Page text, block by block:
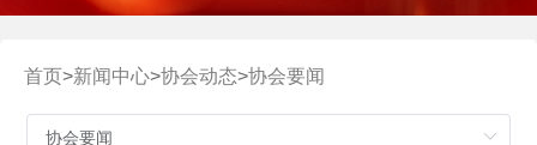
首页>新闻中心>协会动态>协会要闻